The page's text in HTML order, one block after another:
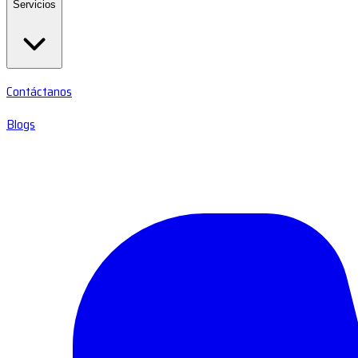
Servicios
Contáctanos
Blogs